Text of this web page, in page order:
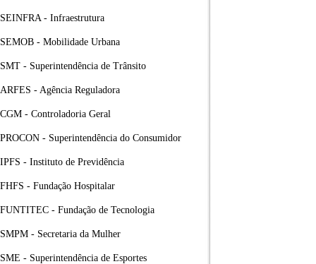
SEINFRA - Infraestrutura
SEMOB - Mobilidade Urbana
SMT - Superintendência de Trânsito
ARFES - Agência Reguladora
CGM - Controladoria Geral
PROCON - Superintendência do Consumidor
IPFS - Instituto de Previdência
FHFS - Fundação Hospitalar
FUNTITEC - Fundação de Tecnologia
SMPM - Secretaria da Mulher
SME - Superintendência de Esportes